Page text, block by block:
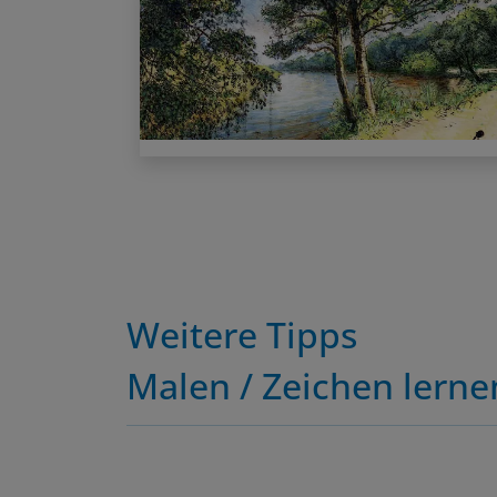
Weitere Tipps
Malen / Zeichen